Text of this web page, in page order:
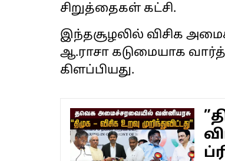
சிறுத்தைகள் கட்சி.
இந்தசூழலில் விசிக
ஆ.ராசா கடுமையாக
கிளப்பியது.